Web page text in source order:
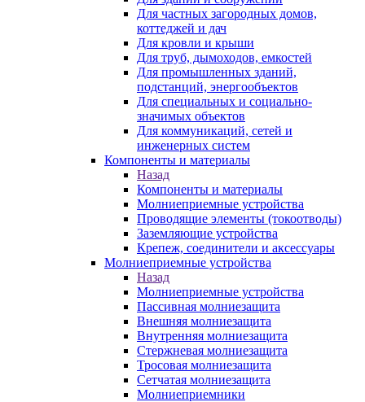
Для частных загородных домов,
коттеджей и дач
Для кровли и крыши
Для труб, дымоходов, емкостей
Для промышленных зданий,
подстанций, энергообъектов
Для специальных и социально-
значимых объектов
Для коммуникаций, сетей и
инженерных систем
Компоненты и материалы
Назад
Компоненты и материалы
Молниеприемные устройства
Проводящие элементы (токоотводы)
Заземляющие устройства
Крепеж, соединители и аксессуары
Молниеприемные устройства
Назад
Молниеприемные устройства
Пассивная молниезащита
Внешняя молниезащита
Внутренняя молниезащита
Стержневая молниезащита
Тросовая молниезащита
Сетчатая молниезащита
Молниеприемники